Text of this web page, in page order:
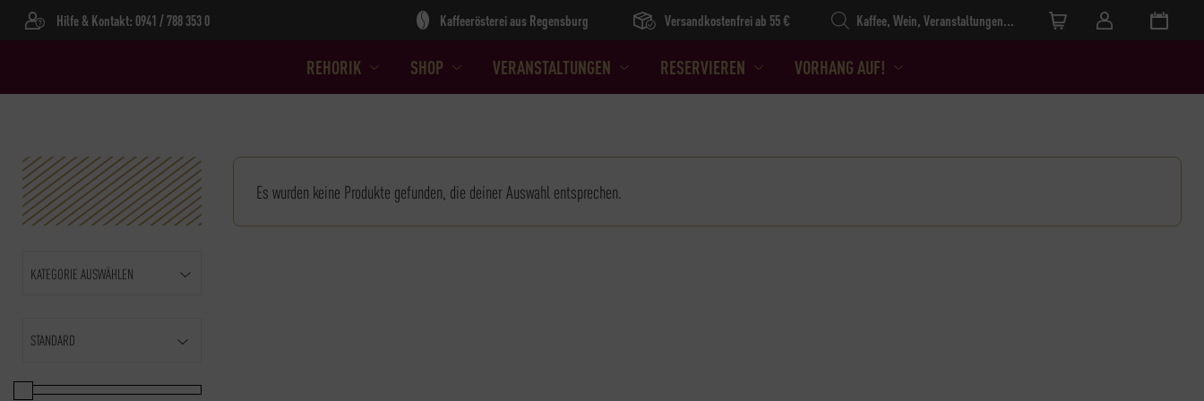
REHORIK SHOP VERANSTALTUNGEN RESERVIEREN VORHANG AUF!
Hilfe & Kontakt: 0941 / 788 353 0 Kaffeerösterei aus Regensburg Versandkostenfrei ab 55 €
Products search
Es wurden keine Produkte gefunden, die deiner Auswahl entsprechen.
KATEGORIE AUSWÄHLEN